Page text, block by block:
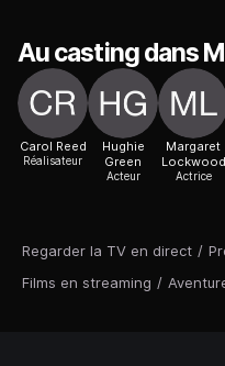
Regarder la TV en direct /
Films en streaming /
Au casting dans
Carol Reed
Réalisateur
Hughie
Green
Acteur
Margaret
Lockwood
Actrice